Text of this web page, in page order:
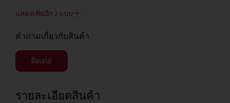
แสดงเพิ่มอีก 2 แบบ
คำถามเกี่ยวกับสินค้า
ติดต่อ
รายละเอียดสินค้า